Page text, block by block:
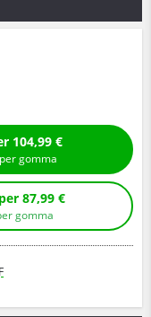
con montaggio per 104,99 €
per gomma
Compra senza montaggio per 87,99 €
gomma